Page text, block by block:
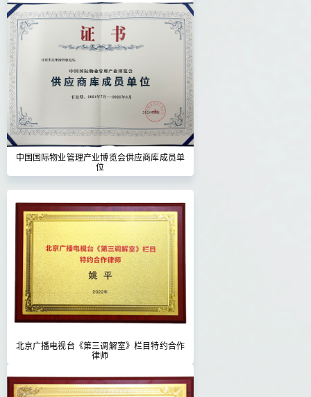
中国国际物业管理产业博览会供应商库成员单
位
北京广播电视台《第三调解室》栏目特约合作
律师